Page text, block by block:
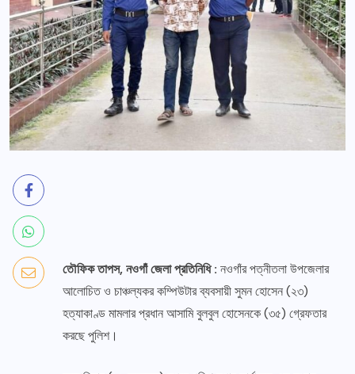
তৌফিক তাপস, নওগাঁ জেলা প্রতিনিধি : নওগাঁর পত্নীতলা উপজেলার
আলোচিত ও চাঞ্চল্যকর কম্পিউটার ব্যবসায়ী সুমন হোসেন (২৩)
হত্যাকাণ্ড মামলার প্রধান আসামি বুলবুল হোসেনকে (৩৫) গ্রেফতার
করছে পুলিশ।